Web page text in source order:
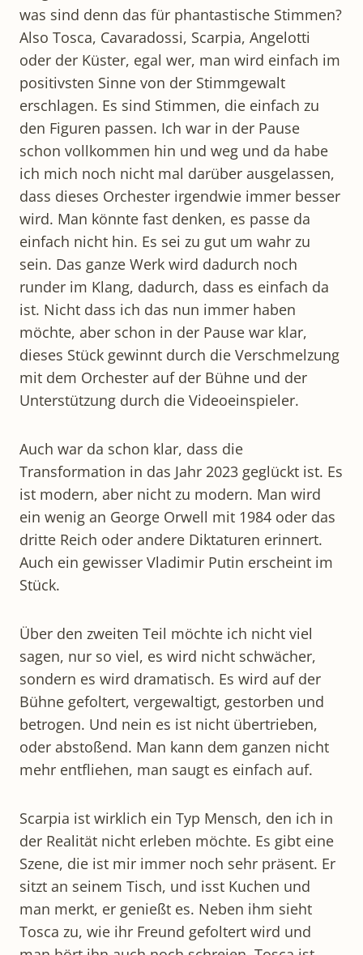
was sind denn das für phantastische Stimmen?
Also Tosca, Cavaradossi, Scarpia, Angelotti
oder der Küster, egal wer, man wird einfach im
positivsten Sinne von der Stimmgewalt
erschlagen. Es sind Stimmen, die einfach zu
den Figuren passen. Ich war in der Pause
schon vollkommen hin und weg und da habe
ich mich noch nicht mal darüber ausgelassen,
dass dieses Orchester irgendwie immer besser
wird. Man könnte fast denken, es passe da
einfach nicht hin. Es sei zu gut um wahr zu
sein. Das ganze Werk wird dadurch noch
runder im Klang, dadurch, dass es einfach da
ist. Nicht dass ich das nun immer haben
möchte, aber schon in der Pause war klar,
dieses Stück gewinnt durch die Verschmelzung
mit dem Orchester auf der Bühne und der
Unterstützung durch die Videoeinspieler.
Auch war da schon klar, dass die
Transformation in das Jahr 2023 geglückt ist. Es
ist modern, aber nicht zu modern. Man wird
ein wenig an George Orwell mit 1984 oder das
dritte Reich oder andere Diktaturen erinnert.
Auch ein gewisser Vladimir Putin erscheint im
Stück.
Über den zweiten Teil möchte ich nicht viel
sagen, nur so viel, es wird nicht schwächer,
sondern es wird dramatisch. Es wird auf der
Bühne gefoltert, vergewaltigt, gestorben und
betrogen. Und nein es ist nicht übertrieben,
oder abstoßend. Man kann dem ganzen nicht
mehr entfliehen, man saugt es einfach auf.
Scarpia ist wirklich ein Typ Mensch, den ich in
der Realität nicht erleben möchte. Es gibt eine
Szene, die ist mir immer noch sehr präsent. Er
sitzt an seinem Tisch, und isst Kuchen und
man merkt, er genießt es. Neben ihm sieht
Tosca zu, wie ihr Freund gefoltert wird und